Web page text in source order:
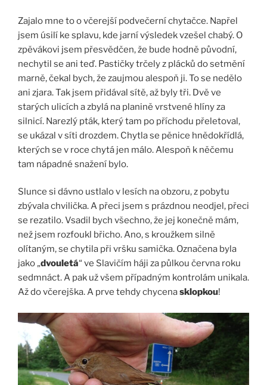
Zajalo mne to o včerejší podvečerní chytačce. Napřel
jsem úsilí ke splavu, kde jarní výsledek vzešel chabý. O
zpěvákovi jsem přesvědčen, že bude hodně původní,
nechytil se ani teď. Pastičky trčely z plácků do setmění
marně, čekal bych, že zaujmou alespoň ji. To se nedělo
ani zjara. Tak jsem přidával sítě, až byly tři. Dvě ve
starých ulicích a zbylá na planině vrstvené hlíny za
silnicí. Narezlý pták, který tam po příchodu přeletoval,
se ukázal v síti drozdem. Chytla se pěnice hnědokřídlá,
kterých se v roce chytá jen málo. Alespoň k něčemu
tam nápadné snažení bylo.
Slunce si dávno ustlalo v lesích na obzoru, z pobytu
zbývala chvilička. A přeci jsem s prázdnou neodjel, přeci
se rezatilo. Vsadil bych všechno, že jej konečně mám,
než jsem rozfoukl břicho. Ano, s kroužkem silně
olítaným, se chytila při vršku samička. Označena byla
jako „dvouletá“ ve Slavičím háji za půlkou června roku
sedmnáct. A pak už všem případným kontrolám unikala.
Až do včerejška. A prve tehdy chycenasklopkou!